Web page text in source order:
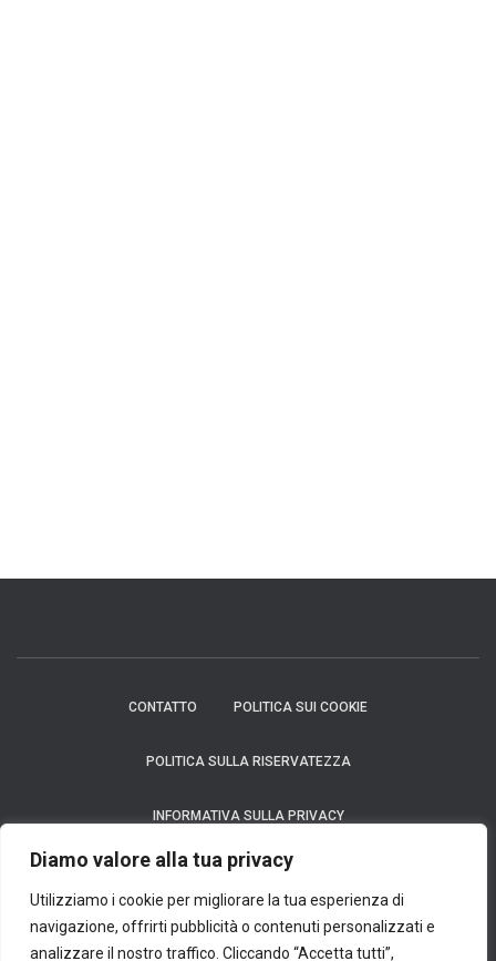
Diamo valore alla tua privacy
Utilizziamo i cookie per migliorare la tua esperienza di
navigazione, offrirti pubblicità o contenuti personalizzati e
analizzare il nostro traffico. Cliccando “Accetta tutti”,
CONTATTO POLITICA SUI COOKIE
POLITICA SULLA RISERVATEZZA
INFORMATIVA SULLA PRIVACY
Avviso: In nessun caso richiediamo un pagamento per fornire un prodotto
Considerazioni: Ci impegniamo al massimo per garantire l'accuratezza e la
tempestività delle informazioni. Queste informazioni potrebbero differire da quelle